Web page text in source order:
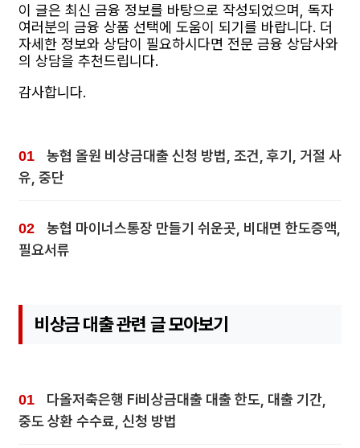
이 글은 최신 금융 정보를 바탕으로 작성되었으며, 독자
여러분의 금융 상품 선택에 도움이 되기를 바랍니다. 더
자세한 정보와 상담이 필요하시다면 전문 금융 상담사와
의 상담을 추천드립니다.
감사합니다.
농협 올원 비상금대출 신청 방법, 조건, 후기, 거절 사
유, 중단
농협 마이너스통장 만들기 쉬운곳, 비대면 한도증액,
필요서류
비상금 대출 관련 글 모아보기
다올저축은행 Fi비상금대출 대출 한도, 대출 기간,
중도 상환 수수료, 신청 방법